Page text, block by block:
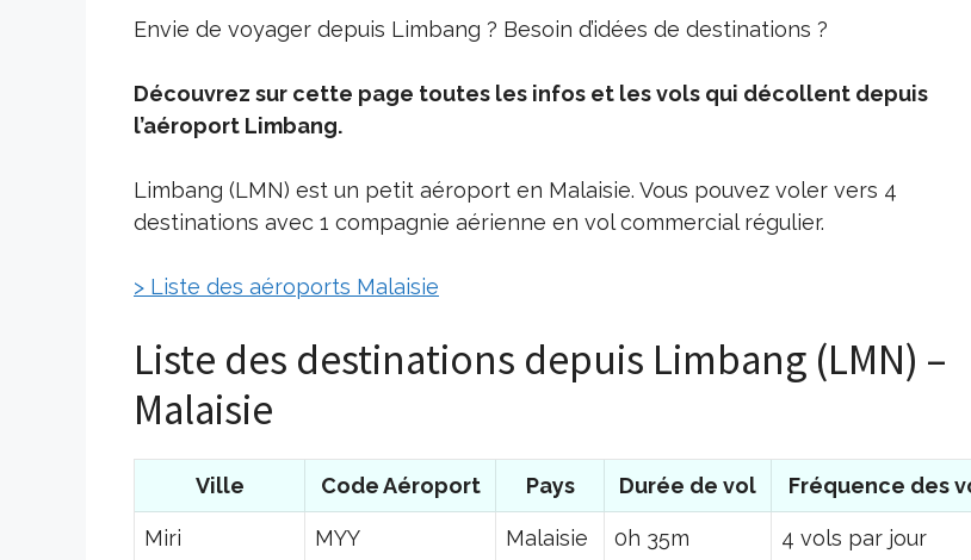
Envie de voyager depuis Limbang ? Besoin d’idées de destinations ?
Découvrez sur cette page toutes les infos et les vols qui décollent depuis
l’aéroport Limbang.
Limbang (LMN) est un petit aéroport en Malaisie. Vous pouvez voler vers 4
destinations avec 1 compagnie aérienne en vol commercial régulier.
> Liste des aéroports Malaisie
Liste des destinations depuis Limbang (LMN) –
Malaisie
Ville Code Aéroport Pays Durée de vol Fréquence des
Miri MYY Malaisie 0h 35m 4 vols par jour